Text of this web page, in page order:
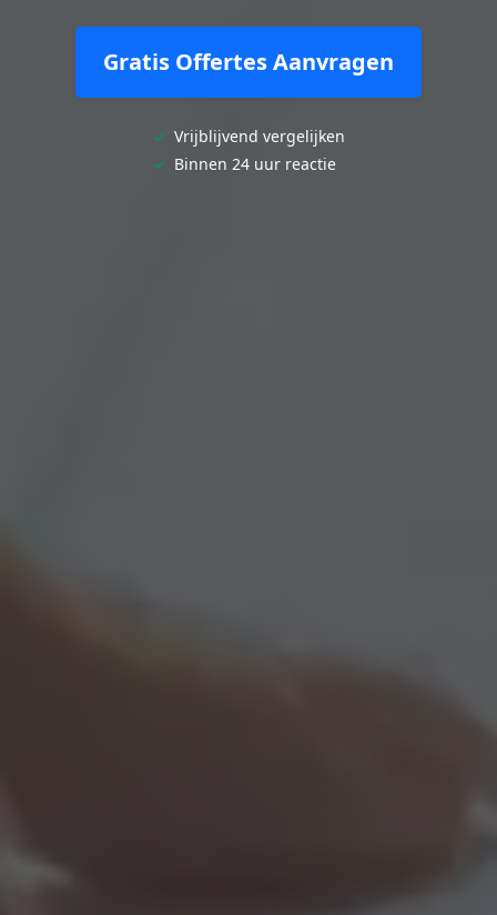
Gratis Offertes Aanvragen
✓ Vrijblijvend vergelijken
✓ Binnen 24 uur reactie